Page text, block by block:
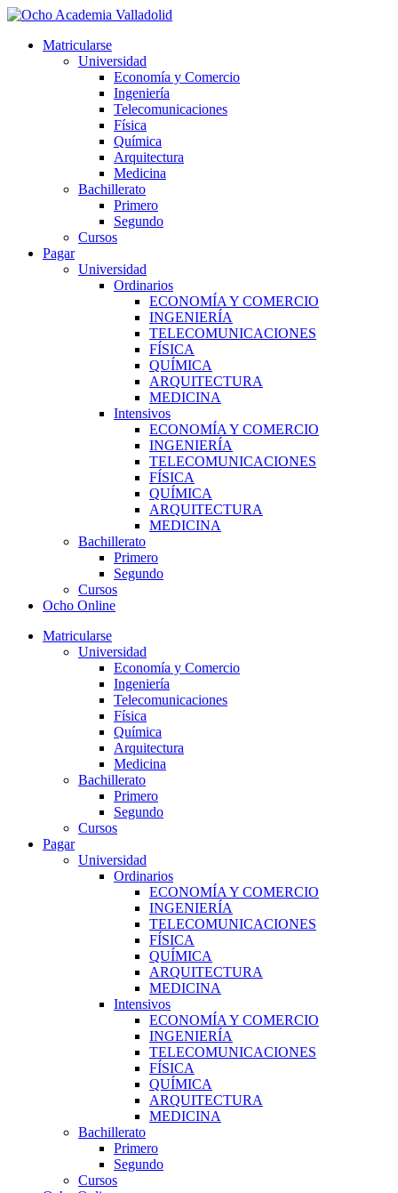
Ir
contenidoMatricularse
Universidad
Economía y Comercio
Ingeniería
Telecomunicaciones
Física
Química
Arquitectura
Medicina
Bachillerato
Primero
Segundo
Cursos
Pagar
Universidad
Ordinarios
ECONOMÍA Y COMERCIO
INGENIERÍA
TELECOMUNICACIONES
FÍSICA
QUÍMICA
ARQUITECTURA
MEDICINA
Intensivos
ECONOMÍA Y COMERCIO
INGENIERÍA
TELECOMUNICACIONES
FÍSICA
QUÍMICA
ARQUITECTURA
MEDICINA
Bachillerato
Primero
Segundo
Cursos
Ocho Online
Matricularse
Universidad
Economía y Comercio
Ingeniería
Telecomunicaciones
Física
Química
Arquitectura
Medicina
Bachillerato
Primero
Segundo
Cursos
Pagar
Universidad
Ordinarios
ECONOMÍA Y COMERCIO
INGENIERÍA
TELECOMUNICACIONES
FÍSICA
QUÍMICA
ARQUITECTURA
MEDICINA
Intensivos
ECONOMÍA Y COMERCIO
INGENIERÍA
TELECOMUNICACIONES
FÍSICA
QUÍMICA
ARQUITECTURA
MEDICINA
Bachillerato
Primero
Segundo
Cursos